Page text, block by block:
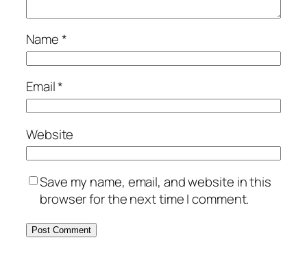
Name*
Email*
Website
Save my name, email, and website in this
browser for the next time I comment.